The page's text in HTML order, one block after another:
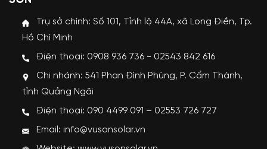
Trụ sở chính: Số 101, Tỉnh lộ 44A, xã Long Điền, Tp.
Hồ Chí Minh
Điện thoại: 0908 936 736 - 02543 842 616
Chi nhánh: 541 Phan Đình Phùng, P. Cẩm Thành,
tỉnh Quảng Ngãi
Điện thoại: 090 4499 091 – 02553 726 727
Email: info@vusonsolar.vn